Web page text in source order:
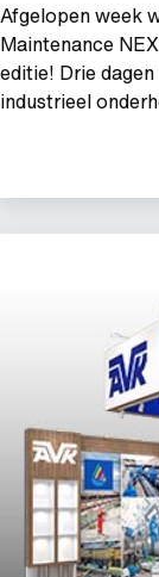
Afgelopen week
Maintenance
editie! Drie
industrieel